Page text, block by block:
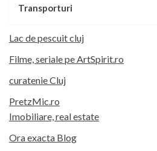
Transporturi
Lac de pescuit cluj
Filme, seriale pe ArtSpirit.ro
curatenie Cluj
PretzMic.ro
Imobiliare, real estate
Ora exacta Blog